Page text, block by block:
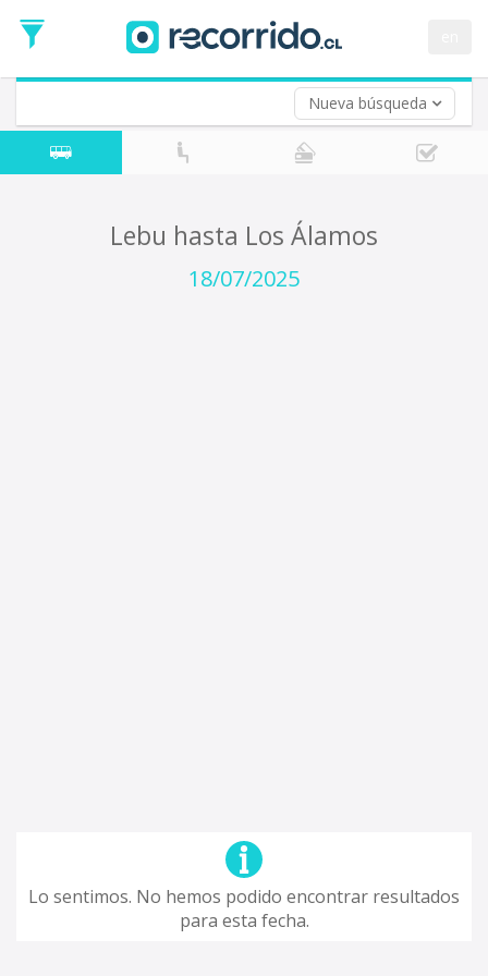
Nueva búsqueda
de
Ida
Vuelta (opcional)
Fecha
de
Lebu hasta Los Álamos
18/07/2025
Lo sentimos. No hemos podido encontrar resultados
para esta fecha.